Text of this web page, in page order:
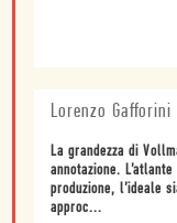
Lorenzo Gafforini
La grandezza di
annotazione.
produzione, l’ideale
approc...